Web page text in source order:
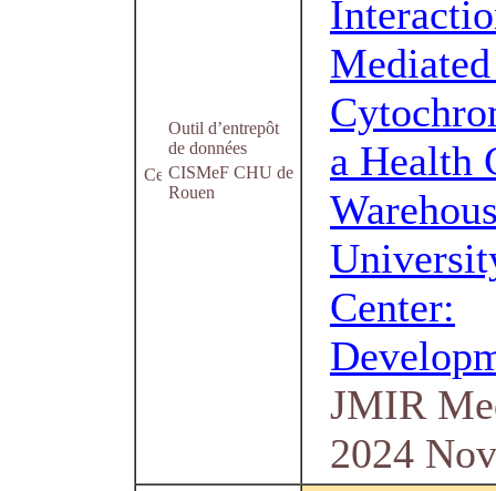
Outil d’entrepôt
de données
CISMeF CHU de
Rouen
a Health
Center:
JMIR
2024